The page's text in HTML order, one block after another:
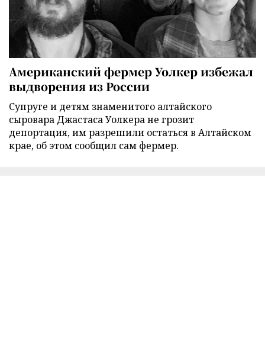
Американский фермер Уолкер избежал
выдворения из России
Супруге и детям знаменитого алтайского
сыровара Джастаса Уолкера не грозит
депортация, им разрешили остаться в Алтайском
крае, об этом сообщил сам фермер.